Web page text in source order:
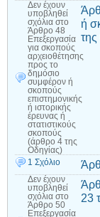
Δεν έχουν
υποβληθεί
σχόλια στο
Άρθρο 48
Επεξεργασία
για σκοπούς
αρχειοθέτησης
προς το
δημόσιο
συμφέρον ή
σκοπούς
επιστημονικής
ή ιστορικής
έρευνας ή
στατιστικούς
σκοπούς
(άρθρο 4 της
Οδηγίας)
ή
1 Σχόλιο
Δεν έχουν
υποβληθεί
σχόλια στο
Άρθρο 50
Επεξεργασία
23